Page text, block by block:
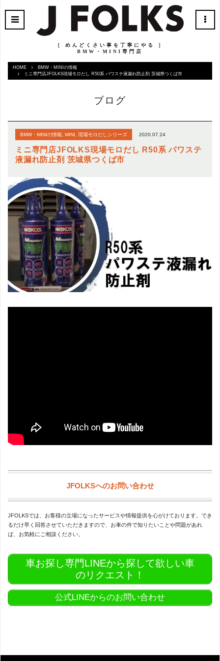
［ めんどくさい事を丁寧にやる ］
BMW・MINI専門店
HOME
BMW・MINIの情報
ミニ専門店JFOLKS現場モロだし R50系 パワステ液漏れ防止剤 茨城県つくば市
ブログ
BMW・MINIの情報 MINI 現場モロだしシリーズ 2020.07.24
ミニ専門店JFOLKS現場モロだし R50系 パワステ
液漏れ防止剤 茨城県つくば市
JFOLKSへのお問い合わせ
JFOLKSでは、お客様の立場になったサービスや情報提供を心がけております。でき
るだけ早く回答させていただきますので、お車の件で知りたいことや問題があれ
ば、お気軽にご相談ください。
車お探し専門LINEから探して欲しい車
のリクエスト！
公式LINEからのお問い合わせ